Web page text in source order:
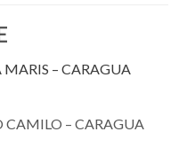
MARIS – CARAGUA
CAMILO – CARAGUA